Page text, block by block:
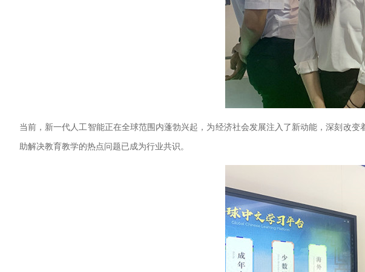
当前，新一代人工智能正在全球范围内蓬勃兴起，为经济社会发展注入了新动能，深刻改
助解决教育教学的热点问题已成为行业共识。